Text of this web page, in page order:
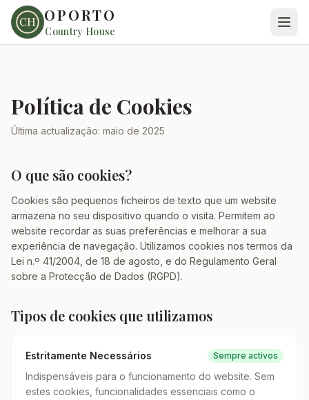
OPORTO
Country House
Política de Cookies
Última actualização: maio de 2025
O que são cookies?
Cookies são pequenos ficheiros de texto que um website
armazena no seu dispositivo quando o visita. Permitem ao
website recordar as suas preferências e melhorar a sua
experiência de navegação. Utilizamos cookies nos termos da
Lei n.º 41/2004, de 18 de agosto, e do Regulamento Geral
sobre a Protecção de Dados (RGPD).
Tipos de cookies que utilizamos
Estritamente Necessários Sempre activos
Indispensáveis para o funcionamento do website. Sem
estes cookies, funcionalidades essenciais como o